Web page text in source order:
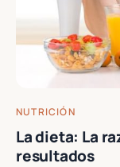
NUTRICIÓN
La dieta: La
resultados